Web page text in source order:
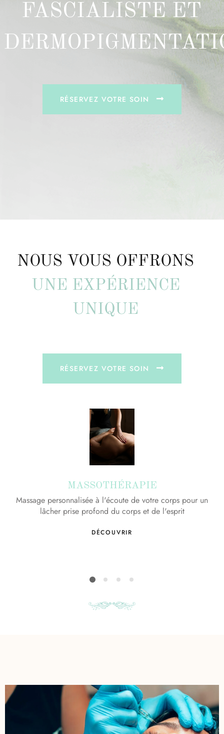
FASCIALISTE ET
RÉSERVEZ VOTRE SOIN
NOUS VOUS OFFRONS
UNE EXPÉRIENCE
UNIQUE
RÉSERVEZ VOTRE SOIN
MASSOTHÉRAPIE
Massage personnalisée à l'écoute de votre corps pour un
lâcher prise profond du corps et de l'esprit
DÉCOUVRIR